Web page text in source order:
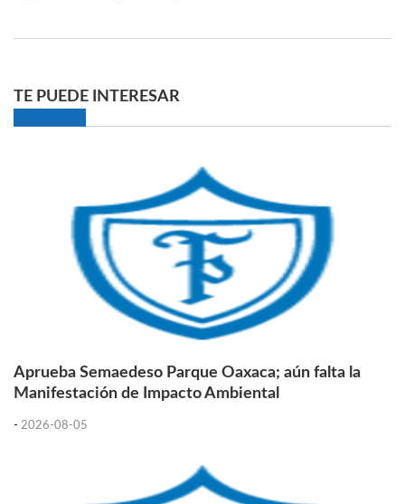
TE PUEDE INTERESAR
Aprueba Semaedeso Parque Oaxaca; aún falta la
Manifestación de Impacto Ambiental
- 2026-08-05